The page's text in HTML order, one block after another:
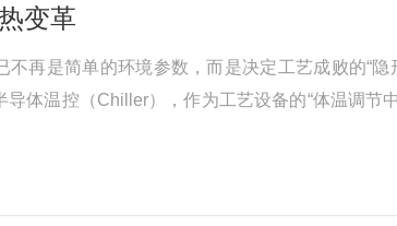
变革
再是简单的环境参数，而是决定工艺成败的“
温控（Chiller），作为工艺设备的“体温调节